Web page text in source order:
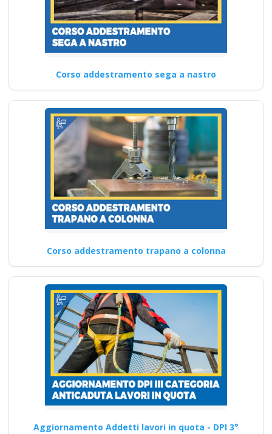
Corso addestramento sega a nastro
Corso addestramento trapano a colonna
Aggiornamento Addetti lavori in quota - DPI 3°